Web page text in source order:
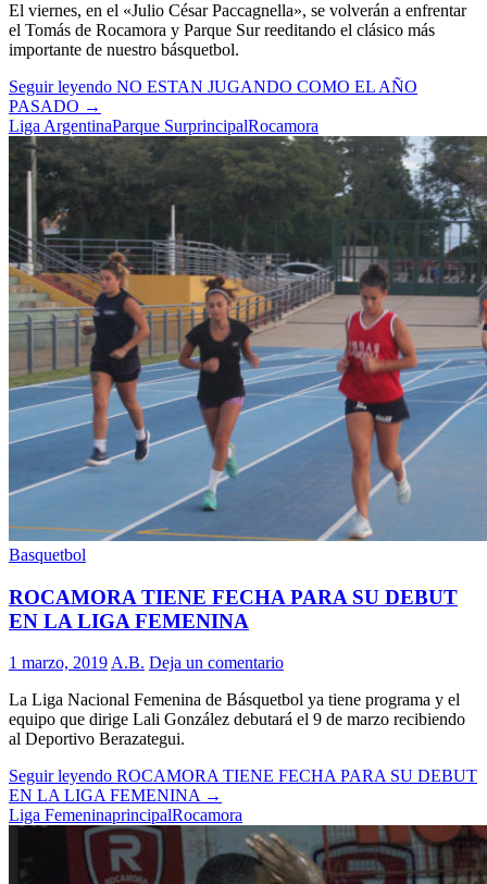
El viernes, en el «Julio César Paccagnella», se volverán a enfrentar
el Tomás de Rocamora y Parque Sur reeditando el clásico más
importante de nuestro básquetbol.
Seguir leyendo NO ESTAN JUGANDO COMO EL AÑO
PASADO →
Liga ArgentinaParque SurprincipalRocamora
Basquetbol
ROCAMORA TIENE FECHA PARA SU DEBUT
EN LA LIGA FEMENINA
1 marzo, 2019A.B. Deja un comentario
La Liga Nacional Femenina de Básquetbol ya tiene programa y el
equipo que dirige Lali González debutará el 9 de marzo recibiendo
al Deportivo Berazategui.
Seguir leyendo ROCAMORA TIENE FECHA PARA SU DEBUT
EN LA LIGA FEMENINA →
Liga FemeninaprincipalRocamora